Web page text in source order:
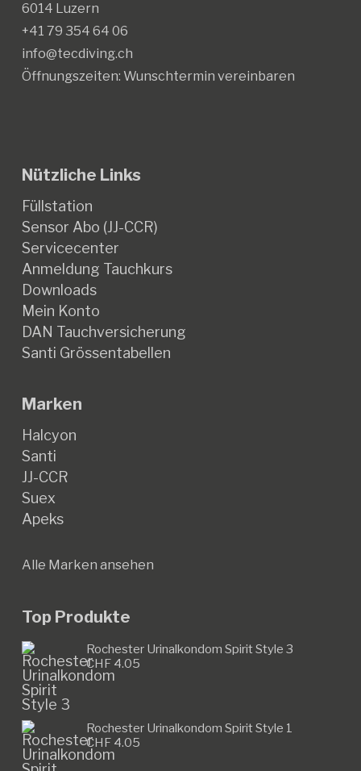
6014 Luzern
+41 79 354 64 06
info@tecdiving.ch
Öffnungszeiten: Wunschtermin vereinbaren
Nützliche Links
Füllstation
Sensor Abo (JJ-CCR)
Servicecenter
Anmeldung Tauchkurs
Downloads
Mein Konto
DAN Tauchversicherung
Santi Grössentabellen
Marken
Halcyon
Santi
JJ-CCR
Suex
Apeks
Alle Marken ansehen
Top Produkte
Rochester Urinalkondom Spirit Style 3
CHF4.05
Rochester Urinalkondom Spirit Style 1
CHF4.05